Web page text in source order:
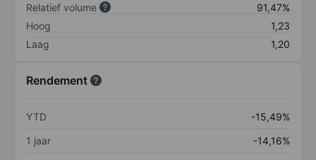
Relatief volume
91,47%
Hoog
1,23
Laag
1,20
Rendement
YTD
-15,49%
1 jaar
-14,16%